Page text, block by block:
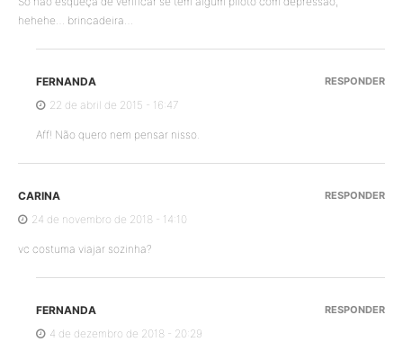
hehehe… brincadeira…
FERNANDA
22 de abril de 2015 - 16:47
Aff! Não quero nem pensar nisso.
RESPONDER
CARINA
24 de novembro de 2018 - 14:10
vc costuma viajar sozinha?
RESPONDER
FERNANDA
4 de dezembro de 2018 - 20:29
RESPONDER